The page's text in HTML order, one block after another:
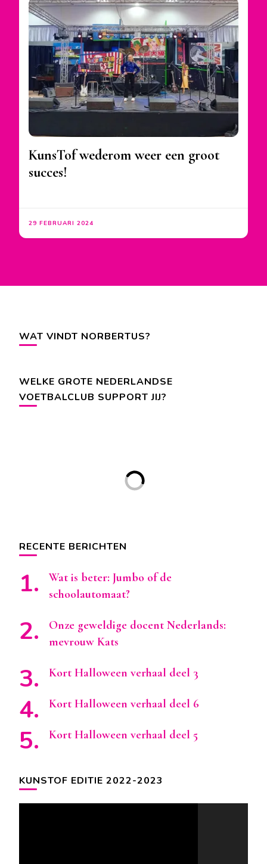
KunsTof wederom weer een groot
succes!
29 FEBRUARI 2024
WAT VINDT NORBERTUS?
WELKE GROTE NEDERLANDSE
VOETBALCLUB SUPPORT JIJ?
RECENTE BERICHTEN
Wat is beter: Jumbo of de
schoolautomaat?
Onze geweldige docent Nederlands:
mevrouw Kats
Kort Halloween verhaal deel 3
Kort Halloween verhaal deel 6
Kort Halloween verhaal deel 5
KUNSTOF EDITIE 2022-2023